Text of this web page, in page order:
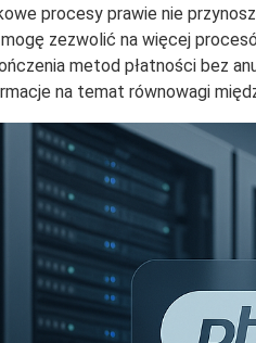
procesy prawie nie
zezwolić na więcej
metod płatności bez
na temat równowagi